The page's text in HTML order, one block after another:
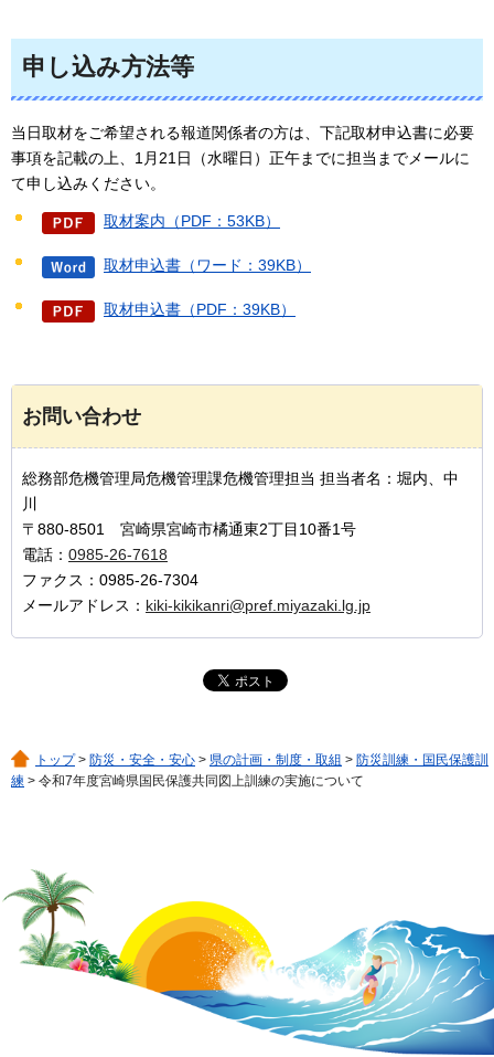
申し込み方法等
当日取材をご希望される報道関係者の方は、下記取材申込書に必要
事項を記載の上、1月21日（水曜日）正午までに担当までメールに
て申し込みください。
取材案内（PDF：53KB）
取材申込書（ワード：39KB）
取材申込書（PDF：39KB）
お問い合わせ
総務部危機管理局危機管理課危機管理担当 担当者名：堀内、中
川
〒880-8501 宮崎県宮崎市橘通東2丁目10番1号
電話： 0985-26-7618
ファクス：0985-26-7304
メールアドレス： kiki-kikikanri@pref.miyazaki.lg.jp
トップ> 防災・安全・安心 > 県の計画・制度・取組 > 防災訓練・国民保護訓
練 > 令和7年度宮崎県国民保護共同図上訓練の実施について